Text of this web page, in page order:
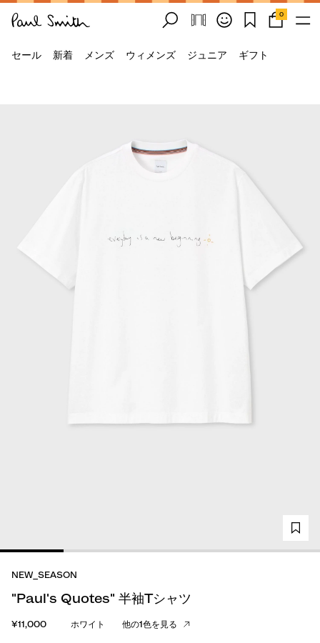
0
セール 新着 メンズ ウィメンズ ジュニア ギフト
NEW_SEASON
"Paul's Quotes" 半袖Tシャツ
¥11,000 ホワイト 他の1色を見る